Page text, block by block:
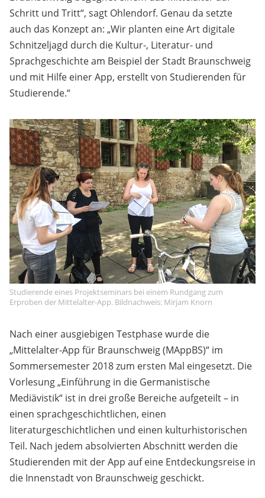
Schritt und Tritt“, sagt Ohlendorf. Genau da setzte
auch das Konzept an: „Wir planten eine Art digitale
Schnitzeljagd durch die Kultur-, Literatur- und
Sprachgeschichte am Beispiel der Stadt Braunschweig
und mit Hilfe einer App, erstellt von Studierenden für
Studierende.“
Studierende eines Projektseminars bei einem Rundgang zum
Erproben der Mittelalter-App. Bildnachweis: Mirjam Knorn
Nach einer ausgiebigen Testphase wurde die
„Mittelalter-App für Braunschweig (MAppBS)“ im
Sommersemester 2018 zum ersten Mal eingesetzt. Die
Vorlesung „Einführung in die Germanistische
Mediävistik“ ist in drei große Bereiche aufgeteilt – in
einen sprachgeschichtlichen, einen
literaturgeschichtlichen und einen kulturhistorischen
Teil. Nach jedem absolvierten Abschnitt werden die
Studierenden mit der App auf eine Entdeckungsreise in
die Innenstadt von Braunschweig geschickt.